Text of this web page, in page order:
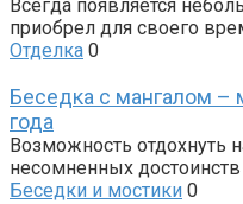
Всегда появляется
приобрел для своего
Отделка 0
Беседка с мангалом –
года
Возможность отдохнуть
несомненных
Беседки и мостики 0